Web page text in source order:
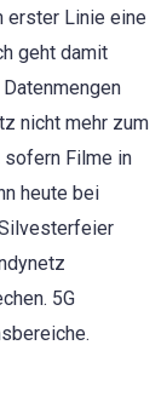
erster Linie eine
geht damit
nicht mehr zum
sofern Filme in
heute bei
5G